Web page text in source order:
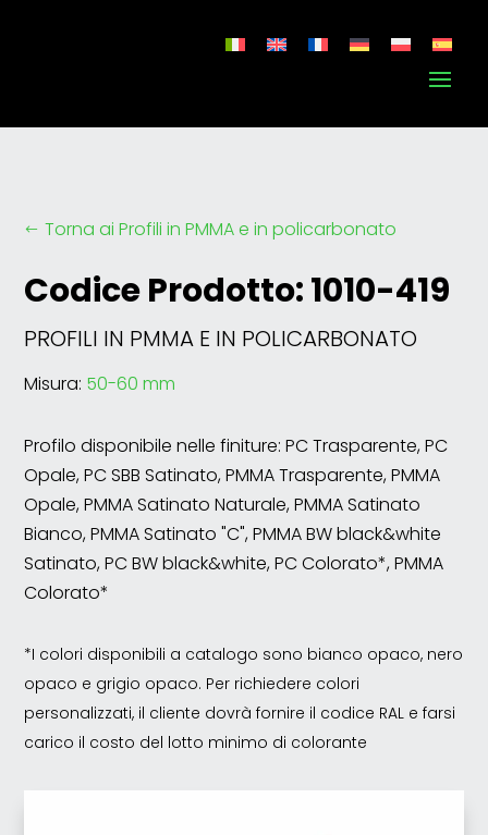
# Torna ai Profili in PMMA e in policarbonato
Codice Prodotto: 1010-419
PROFILI IN PMMA E IN POLICARBONATO
Misura: 50-60 mm
Profilo disponibile nelle finiture: PC Trasparente, PC
Opale, PC SBB Satinato, PMMA Trasparente, PMMA
Opale, PMMA Satinato Naturale, PMMA Satinato
Bianco, PMMA Satinato "C", PMMA BW black&white
Satinato, PC BW black&white, PC Colorato*, PMMA
Colorato*
*I colori disponibili a catalogo sono bianco opaco, nero
opaco e grigio opaco. Per richiedere colori
personalizzati, il cliente dovrà fornire il codice RAL e farsi
carico il costo del lotto minimo di colorante